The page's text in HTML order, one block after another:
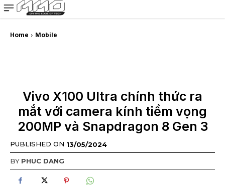
MMOSITE - Thông tin công nghệ
Bài viết nổi bật
Home Mobile
Vivo X100 Ultra chính thức ra
mắt với camera kính tiềm vọng
200MP và Snapdragon 8 Gen 3
PUBLISHED ON 13/05/2024
BY PHUC DANG